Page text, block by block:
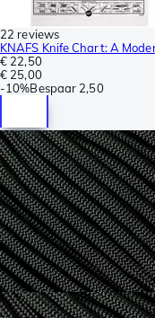
22 reviews
KNAFS Knife Chart: A
€ 22,50
€ 25,00
-10%Bespaar 2,50